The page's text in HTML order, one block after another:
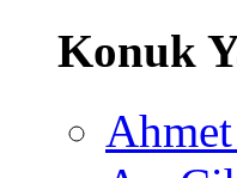
Konuk